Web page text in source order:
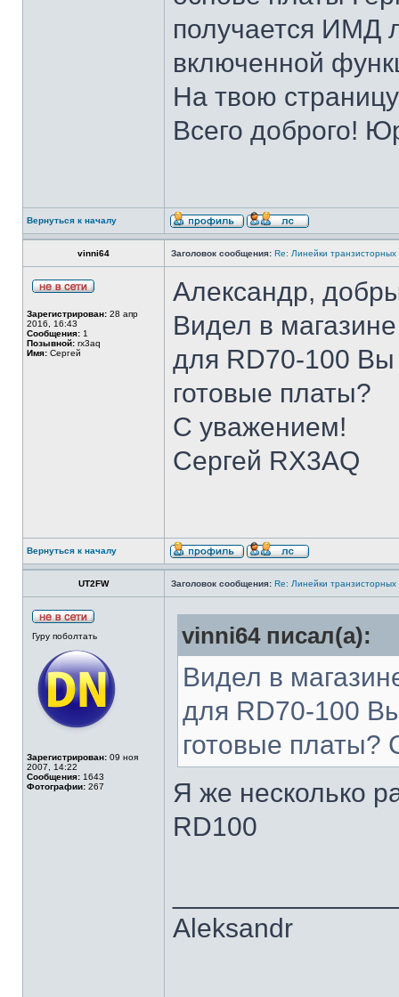
получается ИМД
включенной
На твою
Всего доброго!
Вернуться к началу
vinni64 Заголовок сообщения: Re: Линейки
Зарегистрирован: 28 апр
2016, 16:43
Сообщения: 1
Позывной: rx3aq
Имя: Сергей
Александр,
Видел в
для RD70-100 Вы
готовые платы?
С уважением!
Сергей RX3AQ
Вернуться к началу
UT2FW Заголовок сообщения: Re: Линейки
Гуру поболтать
Зарегистрирован: 09 ноя
2007, 14:22
Сообщения: 1643
Фотографии: 267
vinni64 писал(а):
Видел в
для RD70-100
готовые платы?
Я же несколько
RD100
Aleksandr